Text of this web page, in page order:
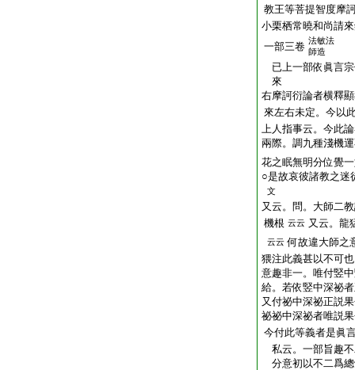
教王等菩提智度摩
小栗栖常曉和尚請
一部三卷 法敏法
師造
已上一部依眞言
來
右摩訶衍論者横釋
來左右未定。今以
上人指事云。今此
兩際。調九種淺機
花之眠無明分位覺
○是故哀彼諸教之迷
文
又云。問。大師二
機根 云云 又云。龍
云云 何故違大師之
猥注此義甚以不可
意趣非一。唯付竪
給。若依竪中深祕
又付祕中深祕正説
祕祕中深祕者唯説
今付此等義者是眞
私云。一部旨趣
分意初以不二爲